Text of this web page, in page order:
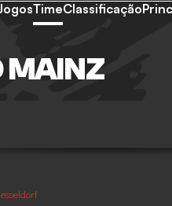
TimeClassificação
MAINZ